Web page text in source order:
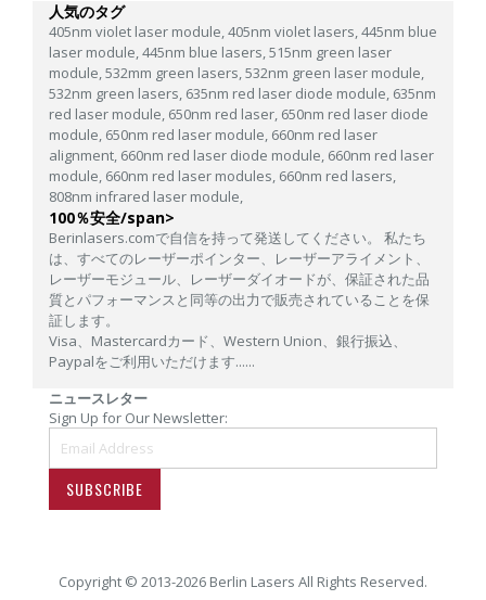
人気のタグ
405nm violet laser module,405nm violet lasers,445nm blue
laser module,445nm blue lasers,515nm green laser
module,532mm green lasers,532nm green laser module,
532nm green lasers, 635nm red laser diode module, 635nm
red laser module, 650nm red laser, 650nm red laser diode
module, 650nm red laser module, 660nm red laser
alignment, 660nm red laser diode module, 660nm red laser
module, 660nm red laser modules, 660nm red lasers,
808nm infrared laser module,
100％安全/span>
Berinlasers.comで自信を持って発送してください。 私たち
は、すべてのレーザーポインター、レーザーアライメント、
レーザーモジュール、レーザーダイオードが、保証された品
質とパフォーマンスと同等の出力で販売されていることを保
証します。
Visa、Mastercardカード、Western Union、銀行振込、
Paypalをご利用いただけます......
ニュースレター
Sign Up for Our Newsletter:
SUBSCRIBE
Copyright © 2013-2026 Berlin Lasers All Rights Reserved.